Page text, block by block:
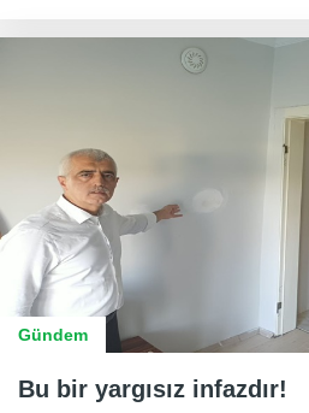
Gündem
Bu bir yargısız infazdır!